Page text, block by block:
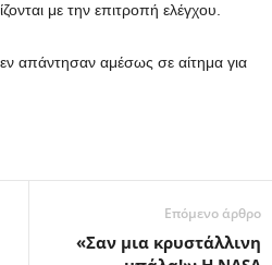
με την επιτροπή ελέγχου.
απάντησαν αμέσως σε αίτημα για
Επόμενο άρθρο
«Σαν μια κρυστάλλινη